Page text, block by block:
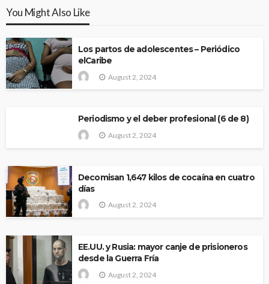
You Might Also Like
Los partos de adolescentes – Periódico
elCaribe
August 2, 2024
Periodismo y el deber profesional (6 de 8)
August 2, 2024
Decomisan 1,647 kilos de cocaína en cuatro
días
August 2, 2024
EE.UU. y Rusia: mayor canje de prisioneros
desde la Guerra Fría
August 2, 2024